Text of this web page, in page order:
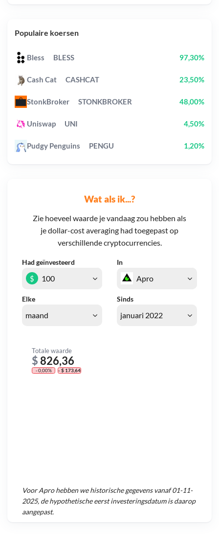
Wat als ik...?
Zie hoeveel waarde je vandaag zou hebben als
je dollar-cost averaging had toegepast op
verschillende cryptocurrencies.
Had geïnvesteerd In
Elke Sinds
$
Totale waarde
$ 826,36
- 0,00% - $ 173,64
VoorAprohebben we historische gegevens vanaf01-11-
2025, de hypothetische eerst investeringsdatum is daarop
aangepast.
Populaire koersen
Bless BLESS 97,30%
Cash Cat CASHCAT 23,50%
StonkBroker STONKBROKER 48,00%
Uniswap UNI 4,50%
Pudgy Penguins PENGU 1,20%